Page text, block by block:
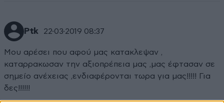
Ptk 22·03·2019 08:37
Μου αρέσει που αφού μας κατακλεψαν ,
καταρρακωσαν την αξιοπρέπεια μας ,μας έφτασαν σε
σημείο ανέχειας ,ενδιαφέρονται τωρα για μας!!!!! Για
δες!!!!!!